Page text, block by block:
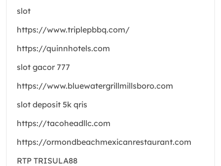
slot
https://www.triplepbbq.com/
https://quinnhotels.com
slot gacor 777
https://www.bluewatergrillmillsboro.com
slot deposit 5k qris
https://tacoheadllc.com
https://ormondbeachmexicanrestaurant.com
RTP TRISULA88